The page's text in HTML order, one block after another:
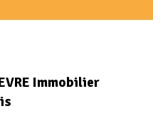
Immobilier